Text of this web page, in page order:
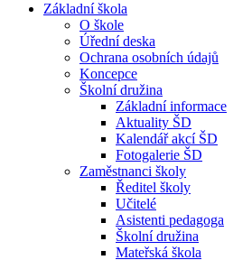
Základní škola
O škole
Úřední deska
Ochrana osobních údajů
Koncepce
Školní družina
Základní informace
Aktuality ŠD
Kalendář akcí ŠD
Fotogalerie ŠD
Zaměstnanci školy
Ředitel školy
Učitelé
Asistenti pedagoga
Školní družina
Mateřská škola